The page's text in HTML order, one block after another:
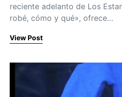
reciente adelanto de Los
robé, cómo y qué», ofrece…
View Post